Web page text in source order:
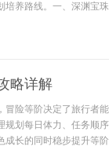
养路线。一、深渊宝
略详解
冒险等阶决定了旅行者
规划每日体力、任务顺
成长的同时稳步提升等